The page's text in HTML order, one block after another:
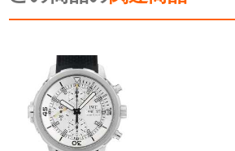
の掲載を控えております。
※当店では店頭販売も行っております為、サイトで
間差で在庫切れになる場合がございます。
予めご了承くださいませ。
また、ご来店にてご購入を希望される場合にも、
メールにてお問い合わせいただけますようお願いい
※アンティーク品やユーズド品の場合、外装および
している場合がございます。